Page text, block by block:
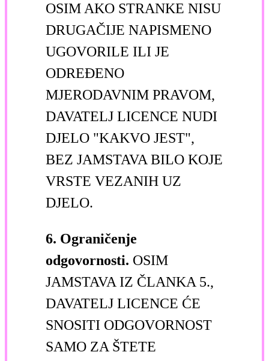
OSIM AKO STRANKE NISU
DRUGAČIJE NAPISMENO
UGOVORILE ILI JE
ODREĐENO
MJERODAVNIM PRAVOM,
DAVATELJ LICENCE NUDI
DJELO "KAKVO JEST",
BEZ JAMSTAVA BILO KOJE
VRSTE VEZANIH UZ
DJELO.
6. Ograničenje
odgovornosti. OSIM
JAMSTAVA IZ ČLANKA 5.,
DAVATELJ LICENCE ĆE
SNOSITI ODGOVORNOST
SAMO ZA ŠTETE